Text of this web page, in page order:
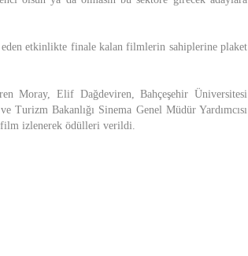
eden etkinlikte finale kalan filmlerin sahiplerine plaket
Moray, Elif Dağdeviren, Bahçeşehir Üniversitesi
Bakanlığı Sinema Genel Müdür Yardımcısı
film izlenerek ödülleri verildi.